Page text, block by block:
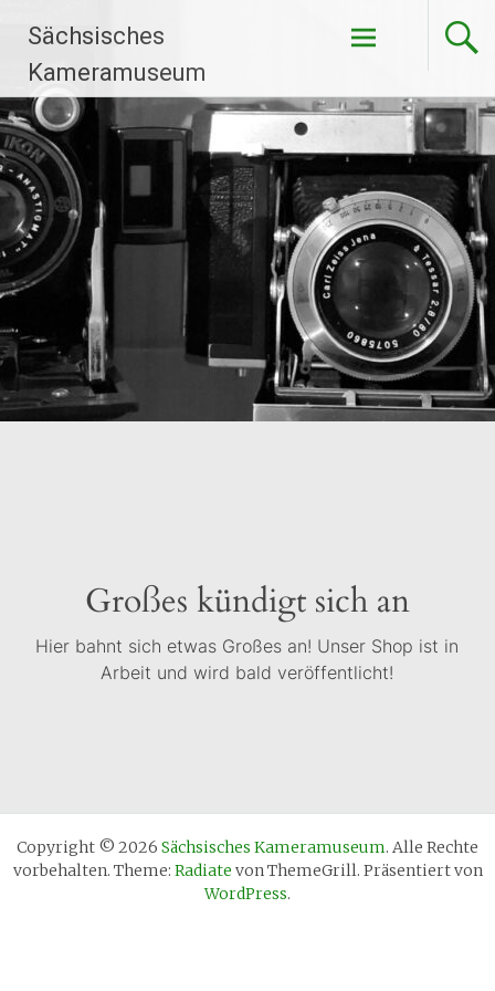
Inhalt
springen
Sächsisches
Kameramuseum
Großes kündigt sich an
Hier bahnt sich etwas Großes an! Unser Shop ist in
Arbeit und wird bald veröffentlicht!
Copyright © 2026 Sächsisches Kameramuseum. Alle Rechte
vorbehalten. Theme: Radiate von ThemeGrill. Präsentiert von
WordPress.